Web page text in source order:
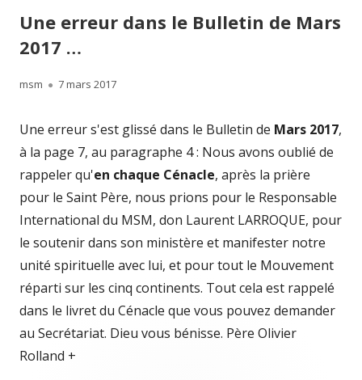
Une erreur dans le Bulletin de Mars
2017 …
Author
msm
Published
7 mars 2017
Une erreur s'est glissé dans le Bulletin de Mars 2017,
à la page 7, au paragraphe 4 : Nous avons oublié de
rappeler qu'en chaque Cénacle, après la prière
pour le Saint Père, nous prions pour le Responsable
International du MSM, don Laurent LARROQUE, pour
le soutenir dans son ministère et manifester notre
unité spirituelle avec lui, et pour tout le Mouvement
réparti sur les cinq continents. Tout cela est rappelé
dans le livret du Cénacle que vous pouvez demander
au Secrétariat. Dieu vous bénisse. Père Olivier
Rolland +